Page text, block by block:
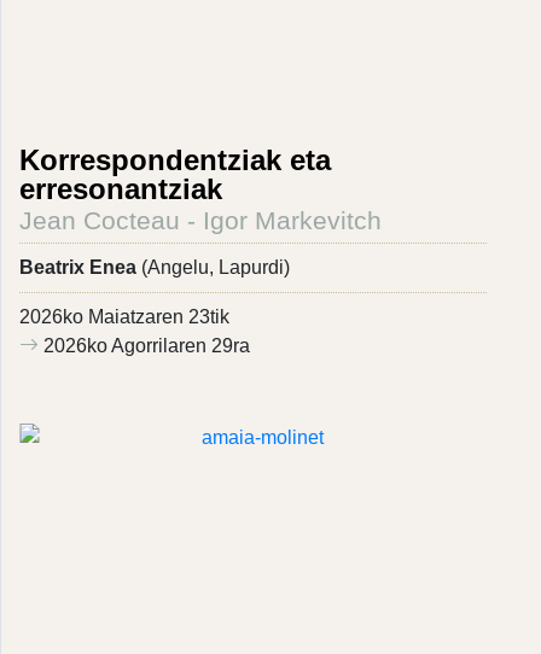
Korrespondentziak eta
erresonantziak
Jean Cocteau - Igor Markevitch
Beatrix Enea (Angelu, Lapurdi)
2026ko Maiatzaren 23tik
2026ko Agorrilaren 29ra